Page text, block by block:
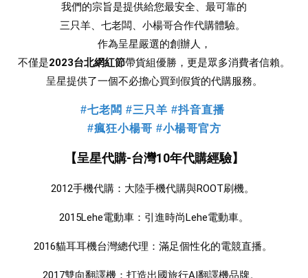
我們的宗旨是提供給您最安全、最可靠的
三只羊、七老闆、小楊哥合作代購體驗。
作為呈星嚴選的創辦人，
不僅是2023台北網紅節帶貨組優勝，更是眾多消費者信賴。
呈星提供了一個不必擔心買到假貨的代購服務。
#七老闆 #三只羊 #抖音直播
#瘋狂小楊哥 #小楊哥官方
【呈星代購-台灣10年代購經驗】
2012手機代購：大陸手機代購與ROOT刷機。
2015Lehe電動車：引進時尚Lehe電動車。
2016貓耳耳機台灣總代理：滿足個性化的電競直播。
2017雙向翻譯機：打造出國旅行AI翻譯機品牌。